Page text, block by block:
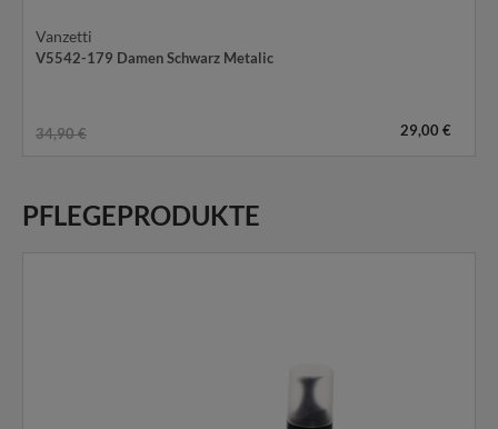
Vanzetti
V5542-179 Damen Schwarz Metalic
34,90 € 29,00 €
PFLEGEPRODUKTE